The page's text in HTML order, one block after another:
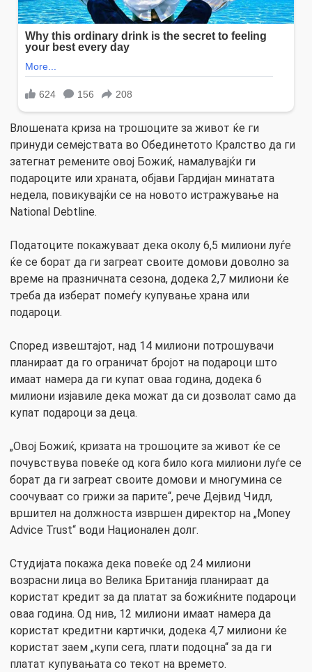
Влошената криза на трошоците за живот ќе ги
принуди семејствата во Обединетото Кралство да ги
затегнат ремените овој Божиќ, намалувајќи ги
подароците или храната, објави Гардијан минатата
недела, повикувајќи се на новото истражување на
National Debtline.
Податоците покажуваат дека околу 6,5 милиони луѓе
ќе се борат да ги загреат своите домови доволно за
време на празничната сезона, додека 2,7 милиони ќе
треба да изберат помеѓу купување храна или
подароци.
Според извештајот, над 14 милиони потрошувачи
планираат да го ограничат бројот на подароци што
имаат намера да ги купат оваа година, додека 6
милиони изјавиле дека можат да си дозволат само да
купат подароци за деца.
„Овој Божиќ, кризата на трошоците за живот ќе се
почувствува повеќе од кога било кога милиони луѓе се
борат да ги загреат своите домови и многумина се
соочуваат со грижи за парите“, рече Дејвид Чидл,
вршител на должноста извршен директор на „Money
Advice Trust“ води Национален долг.
Студијата покажа дека повеќе од 24 милиони
возрасни лица во Велика Британија планираат да
користат кредит за да платат за божиќните подароци
оваа година. Од нив, 12 милиони имаат намера да
користат кредитни картички, додека 4,7 милиони ќе
користат заем „купи сега, плати подоцна“ за да ги
платат купувањата со текот на времето.